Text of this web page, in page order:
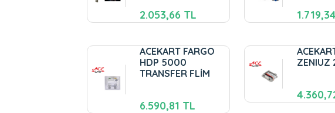
2.053,66 TL
ACEKART FARGO
HDP 5000
TRANSFER FLİM
6.590,81 TL
ZENIUZ